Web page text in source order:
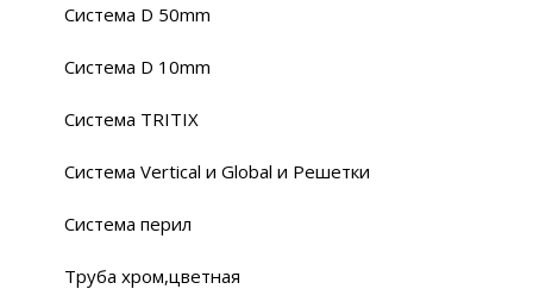
Cистема D 50mm
Система D 10mm
Система TRITIX
Система Vertical и Global и Решетки
Система перил
Труба хром,цветная